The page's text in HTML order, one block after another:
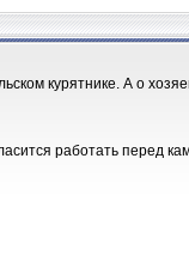
курятнике. А о
работать перед